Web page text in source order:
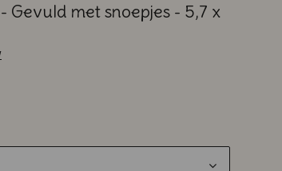
Gevuld met snoepjes - 5,7 x